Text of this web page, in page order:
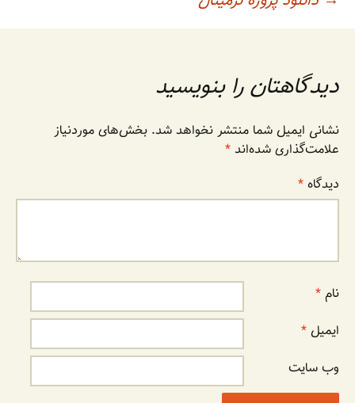
A
p
a
m
b
o
k
n
ناوبری
نوشته
دیدگاهتان را بنویسید
نشانی ایمیل شما منتشر نخواهد شد. بخش‌های موردنیاز
علامت‌گذاری شده‌اند *
دیدگاه *
نام *
ایمیل *
وب‌ سایت